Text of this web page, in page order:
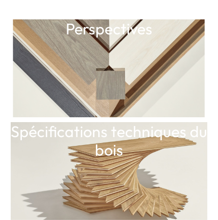
Perspectives
Spécifications techniques du
bois